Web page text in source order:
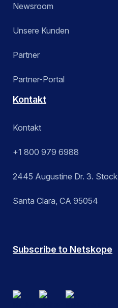
Newsroom
Unsere Kunden
Partner
Partner-Portal
Kontakt
Kontakt
+1 800 979 6988
2445 Augustine Dr. 3. Stock,
Santa Clara, CA 95054
Subscribe to Netskope